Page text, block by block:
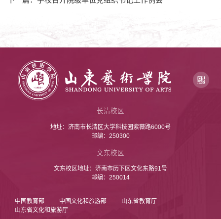
长清校区
地址：济南市长清区大学科技园紫薇路6000号
邮编：250300
文东校区
文东校区地址：济南市历下区文化东路91号
邮编：250014
中国教育部 中国文化和旅游部
山东省教育厅
山东省文化和旅游厅